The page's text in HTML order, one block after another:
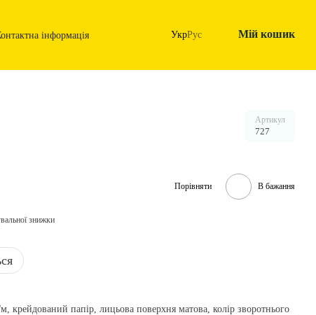
інформація УкрРус Мій кошик
Артикул
727
Порівняти В бажання
знижки
крейдований папір, лицьова поверхня матова, колір зворотнього